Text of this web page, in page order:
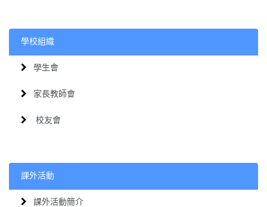
學校組織
學生會
家長教師會
校友會
課外活動
課外活動簡介